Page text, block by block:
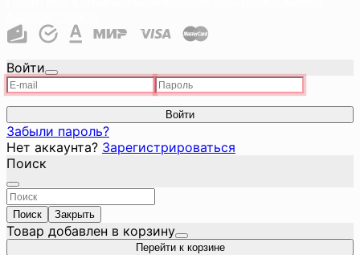
Войти
Войти
Забыли пароль?
Нет аккаунта? Зарегистрироваться
Поиск
Поиск Закрыть
Товар добавлен в корзину
Перейти к корзине